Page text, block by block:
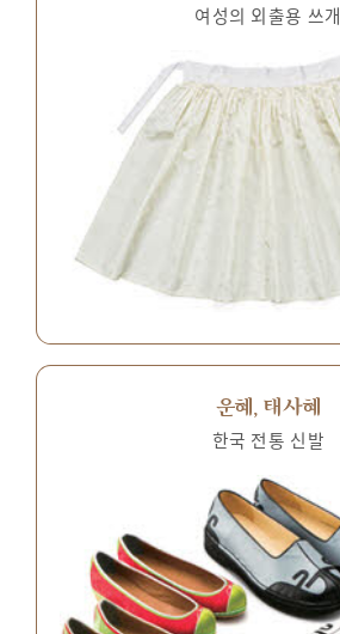
여성의 외출용 쓰개
운혜, 태사혜
한국 전통 신발